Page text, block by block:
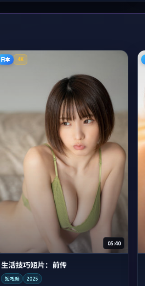
日本 4K
05:40
生活技巧短片：前传
短视频 2025